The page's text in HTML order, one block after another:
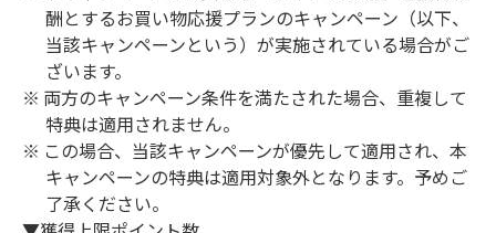
酬とするお買い物応援プランのキャンペーン（以下、
当該キャンペーンという）が実施されている場合がご
ざいます。
両方のキャンペーン条件を満たされた場合、重複して
特典は適用されません。
この場合、当該キャンペーンが優先して適用され、本
キャンペーンの特典は適用対象外となります。予めご
了承ください。